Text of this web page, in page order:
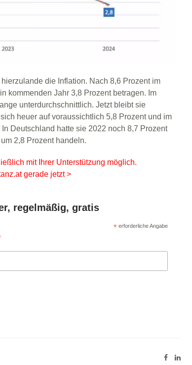
die Inflation. Nach 8,6 Prozent im
kommenden Jahr 3,8 Prozent betragen. Im
unterdurchschnittlich. Jetzt bleibt sie
heuer auf voraussichtlich 5,8 Prozent und im
Deutschland hatte sie 2022 noch 8,7 Prozent
2,8 Prozent handeln.
mit Ihrer Unterstützung möglich.
gerade jetzt >
regelmäßig, gratis
* erforderliche Angabe